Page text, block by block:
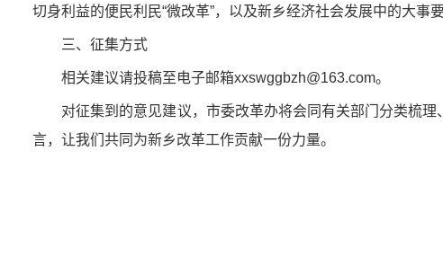
切身利益的便民利民“微改革”，以及新乡经济社会发展中的大事
三、征集方式
相关建议请投稿至电子邮箱xxswggbzh@163.com。
对征集到的意见建议，市委改革办将会同有关部门分类梳理
言，让我们共同为新乡改革工作贡献一份力量。